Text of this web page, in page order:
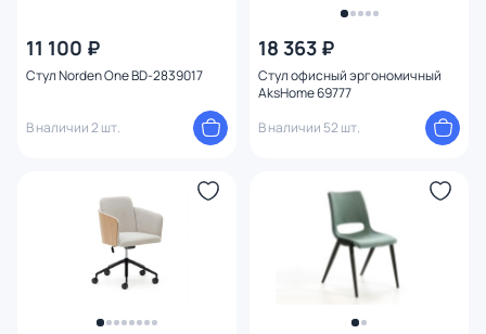
11 100 ₽
Стул Norden One BD-2839017
В наличии 2 шт.
18 363 ₽
Стул офисный эргономичный
AksHome 69777
В наличии 52 шт.